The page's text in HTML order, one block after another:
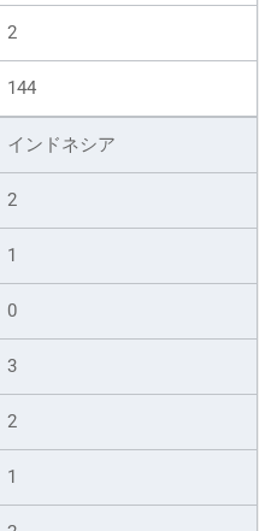
2
144
インドネシア
2
1
0
3
2
1